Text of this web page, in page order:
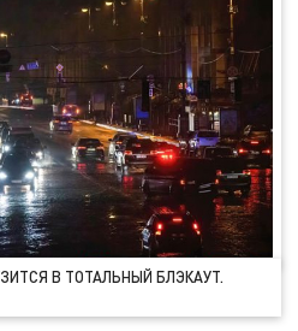
В ТОТАЛЬНЫЙ БЛЭКАУТ.